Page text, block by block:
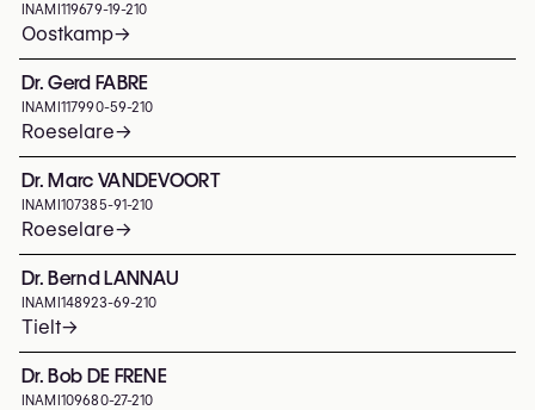
INAMI 119679-19-210
Oostkamp→
Dr. Gerd FABRE
INAMI 117990-59-210
Roeselare→
Dr. Marc VANDEVOORT
INAMI 107385-91-210
Roeselare→
Dr. Bernd LANNAU
INAMI 148923-69-210
Tielt→
Dr. Bob DE FRENE
INAMI 109680-27-210